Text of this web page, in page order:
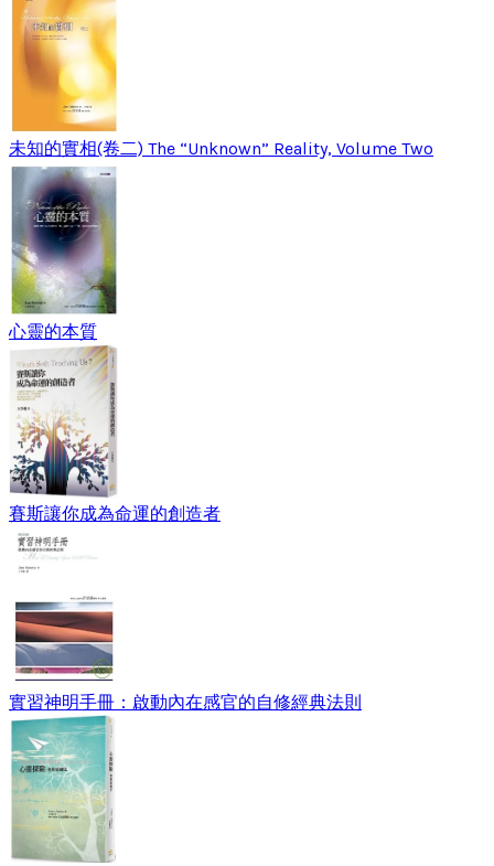
未知的實相(卷二) The “Unknown” Reality, Volume Two
心靈的本質
賽斯讓你成為命運的創造者
實習神明手冊：啟動內在感官的自修經典法則